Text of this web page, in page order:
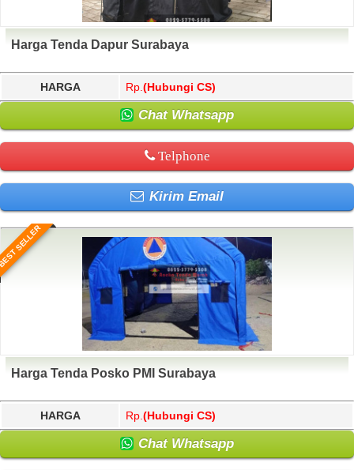
Harga Tenda Dapur Surabaya
HARGA Rp. (Hubungi CS)
Chat Whatsapp
Telphone
Kirim Email
SELLER
Harga Tenda Posko PMI Surabaya
HARGA Rp. (Hubungi CS)
Chat Whatsapp